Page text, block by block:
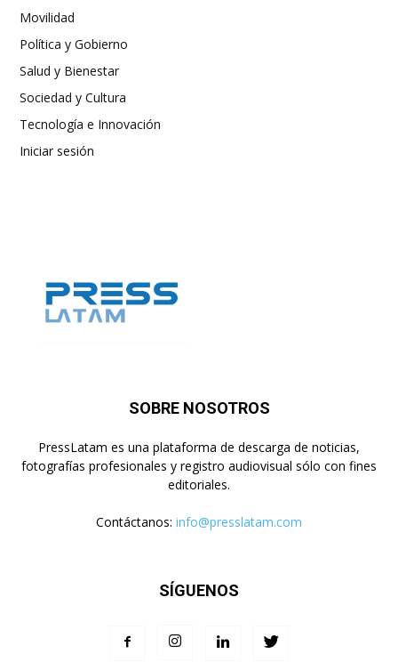
Movilidad
Política y Gobierno
Salud y Bienestar
Sociedad y Cultura
Tecnología e Innovación
Iniciar sesión
SOBRE NOSOTROS
PressLatam es una plataforma de descarga de noticias,
fotografías profesionales y registro audiovisual sólo con fines
editoriales.
Contáctanos: info@presslatam.com
SÍGUENOS